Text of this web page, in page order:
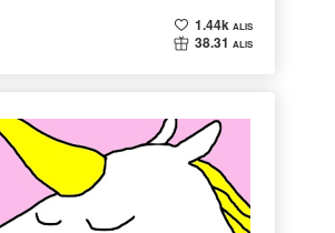
れる非証券性🐶
1.44k ALIS
38.31 ALIS